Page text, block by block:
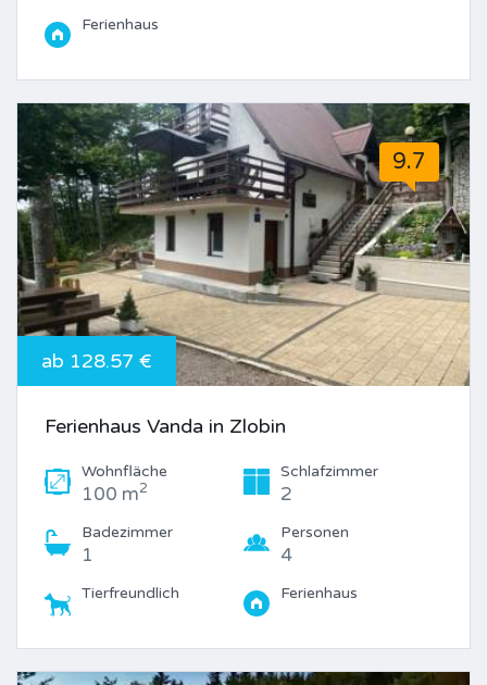
Ferienhaus
9.7
ab 128.57 €
Ferienhaus Vanda in Zlobin
Wohnfläche
100 m2
Schlafzimmer
2
Badezimmer
1
Personen
4
Tierfreundlich Ferienhaus